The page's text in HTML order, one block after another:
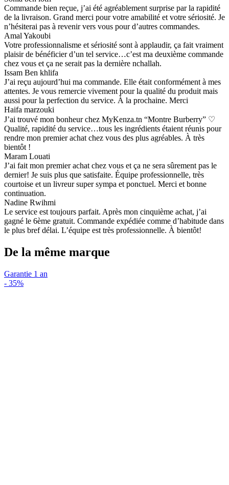
Commande bien reçue, j’ai été agréablement surprise par la rapidité
de la livraison. Grand merci pour votre amabilité et votre sériosité. Je
n’hésiterai pas à revenir vers vous pour d’autres commandes.
Amal Yakoubi
Votre professionnalisme et sériosité sont à applaudir, ça fait vraiment
plaisir de bénéficier d’un tel service…c’est ma deuxième commande
chez vous et ça ne serait pas la dernière nchallah.
Issam Ben khlifa
J’ai reçu aujourd’hui ma commande. Elle était conformément à mes
attentes. Je vous remercie vivement pour la qualité du produit mais
aussi pour la perfection du service. À la prochaine. Merci
Haifa marzouki
J’ai trouvé mon bonheur chez MyKenza.tn “Montre Burberry” ♡
Qualité, rapidité du service…tous les ingrédients étaient réunis pour
rendre mon premier achat chez vous des plus agréables. À très
bientôt !
Maram Louati
J’ai fait mon premier achat chez vous et ça ne sera sûrement pas le
dernier! Je suis plus que satisfaite. Équipe professionnelle, très
courtoise et un livreur super sympa et ponctuel. Merci et bonne
continuation.
Nadine Rwihmi
Le service est toujours parfait. Après mon cinquième achat, j’ai
gagné le 6ème gratuit. Commande expédiée comme d’habitude dans
le plus bref délai. L’équipe est très professionnelle. À bientôt!
De la même marque
Garantie 1 an
- 35%